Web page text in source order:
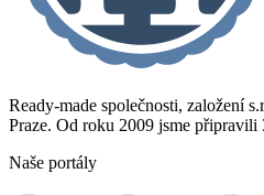
Ready-made společnosti, založení
Praze. Od roku 2009 jsme připravili
Naše portály